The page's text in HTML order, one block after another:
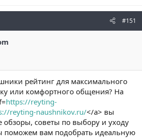
#151
рейтинг для максимального
или комфортного общения? На
https://reyting-
reyting-naushnikov.ru/</a> вы
обзоры, советы по выбору и уходу
вам подобрать идеальную